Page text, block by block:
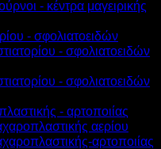
- κέντρα μαγειρικής
- σφολιατοειδών
- σφολιατοειδών
- σφολιατοειδών
- αρτοποιίας
αερίου
αρτοποιίας